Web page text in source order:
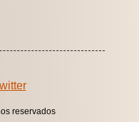
reservados